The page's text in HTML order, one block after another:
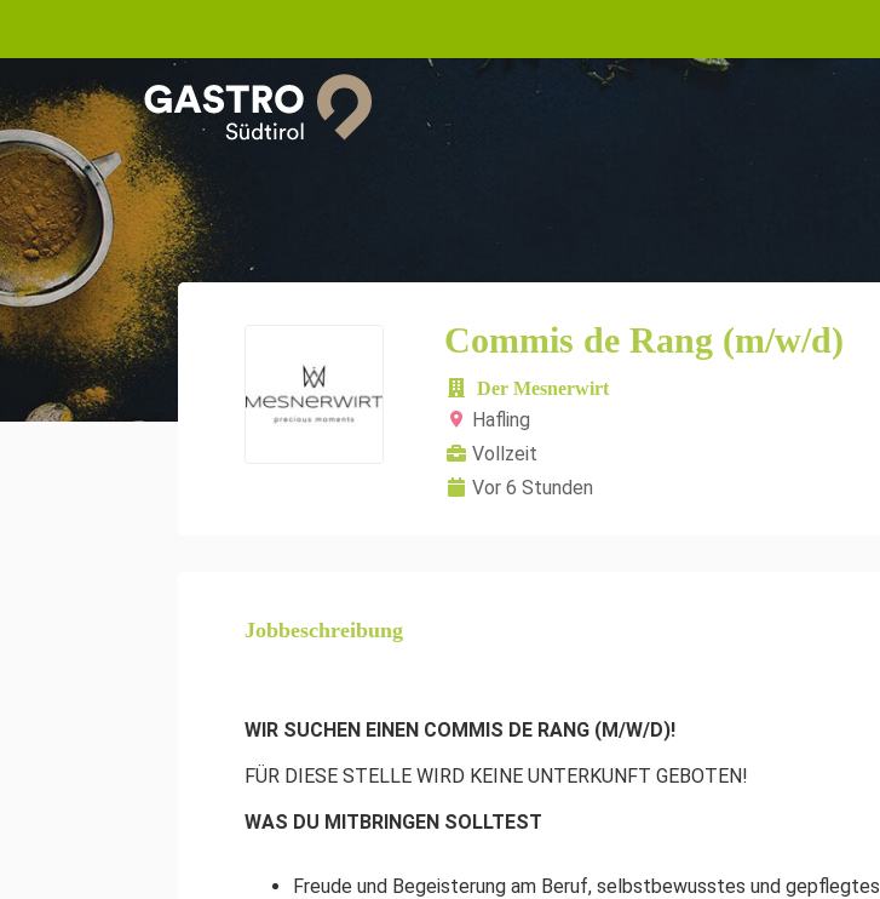
Commis de Rang (m/w/d)
Der Mesnerwirt
Hafling
Vollzeit
Vor 6 Stunden
Jobbeschreibung
WIR SUCHEN EINEN COMMIS DE RANG (M/W/D)!
FÜR DIESE STELLE WIRD KEINE UNTERKUNFT GEBOTEN!
WAS DU MITBRINGEN SOLLTEST
Freude und Begeisterung am Beruf, selbstbewusstes und gepflegtes